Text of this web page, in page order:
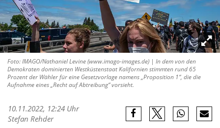
Foto: IMAGO/Nathaniel Levine (www.imago-images.de) | In dem von den
Demokraten dominierten Westküstenstaat Kalifornien stimmten rund 65
Prozent der Wähler für eine Gesetzvorlage namens „Proposition 1“, die die
Aufnahme eines „Recht auf Abtreibung“ vorsieht.
10.11.2022, 12:24 Uhr
Stefan Rehder